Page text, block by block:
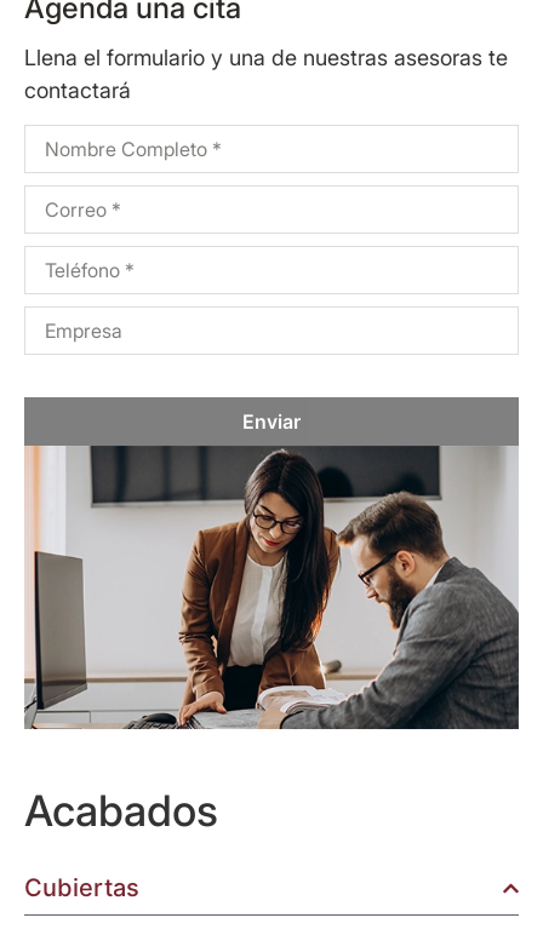
Agenda una cita
Llena el formulario y una de nuestras asesoras te
contactará
Enviar
Acabados
Cubiertas